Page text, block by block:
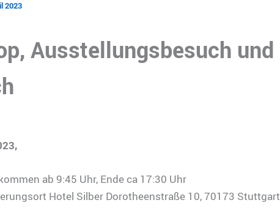
2023
Ausstellungsbesuch und
ab 9:45 Uhr, Ende ca 17:30 Uhr
Hotel Silber Dorotheenstraße 10, 70173 Stuttgart